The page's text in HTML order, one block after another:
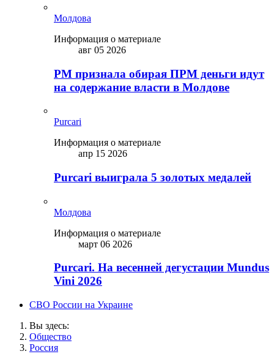
Молдова
Информация о материале
авг 05 2026
PM признала обирая ПРМ деньги идут
на содержание власти в Молдове
Purcari
Информация о материале
апр 15 2026
Purcari выиграла 5 золотых медалей
Молдова
Информация о материале
март 06 2026
Purcari. На весенней дегустации Mundus
Vini 2026
СВО России на Украине
Вы здесь:
Общество
Россия